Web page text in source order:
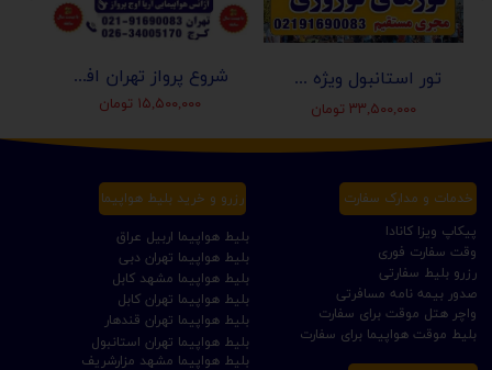
شروع پرواز تهران افغانستان (کابل-مزارشریف-هرات-قندهار)
۱۵,۵۰۰,۰۰۰ تومان
تور استانبول ویژه عید نوروز 1405 | مجری مستقیم ✈️
۳۳,۵۰۰,۰۰۰ تومان
رزرو بلیط سفارتی
پیکاپ ویزا کانادا
بلیط هواپیما تهران کابل
بلیط هواپیما مشهد کابل
بلیط هواپیما تهران قندهار
بلیط هواپیما مشهد مزارشریف
بلیط موقت هواپیما برای سفارت
واچر هتل موقت برای سفارت
بلیط هواپیما تهران دبی
بلیط هواپیما تهران استانبول
بلیط هواپیما اربیل عراق
صدور بیمه نامه مسافرتی
خدمات و مدارک سفارت رزرو و خرید بلیط هواپیما
وقت سفارت فوری